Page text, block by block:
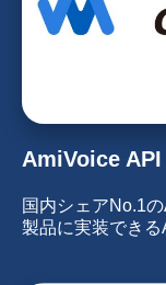
AmiVoice API
国内シェアNo.1
製品に実装できる